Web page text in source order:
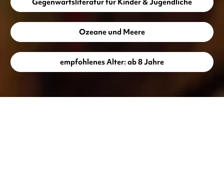
Gegenwartsliteratur für Kinder & Jugendliche
Ozeane und Meere
empfohlenes Alter: ab 8 Jahre